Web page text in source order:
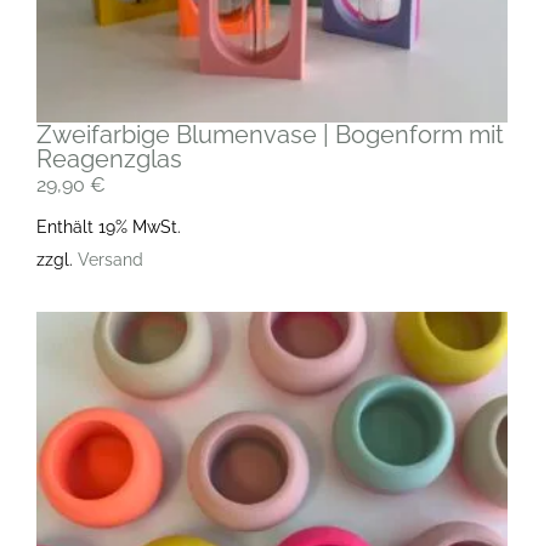
Zweifarbige Blumenvase | Bogenform mit
Reagenzglas
29,90 €
Enthält 19% MwSt.
zzgl. Versand